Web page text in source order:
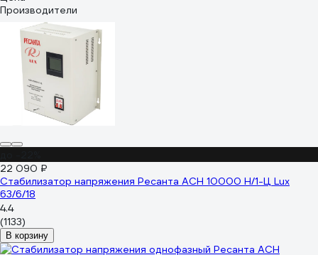
Производители
22 090 ₽
Стабилизатор напряжения Ресанта АСН 10000 Н/1-Ц Lux
63/6/18
4.4
(1133)
В корзину